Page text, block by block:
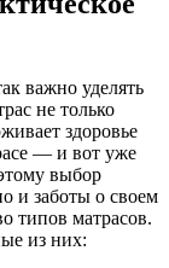
важно уделять
не только
здоровье
— и вот уже
выбор
и заботы о своем
типов матрасов.
из них: